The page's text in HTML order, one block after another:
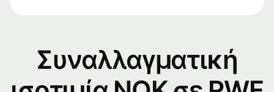
Συναλλαγματική